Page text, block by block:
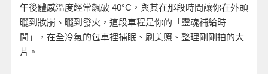
午後體感溫度經常飆破 40°C ，與其在那段時間讓你在外頭
曬到妝崩、曬到發火，這段車程是你的「靈魂補給時
間」，在全冷氣的包車裡補眠、刷美照、整理剛剛拍的大
片。